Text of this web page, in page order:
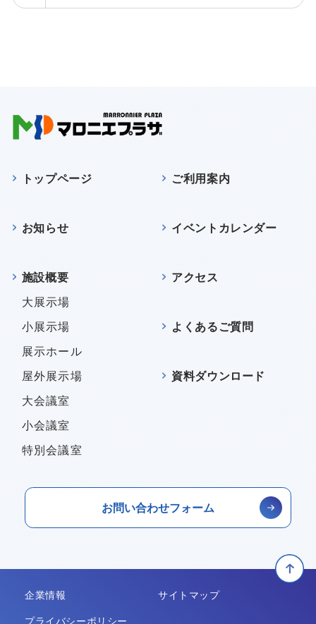
トップページ
お知らせ
施設概要
大展示場
小展示場
展示ホール
屋外展示場
大会議室
小会議室
特別会議室
ご利用案内
イベントカレンダー
アクセス
よくあるご質問
資料ダウンロード
お問い合わせフォーム
企業情報 サイトマップ
プライバシーポリシー